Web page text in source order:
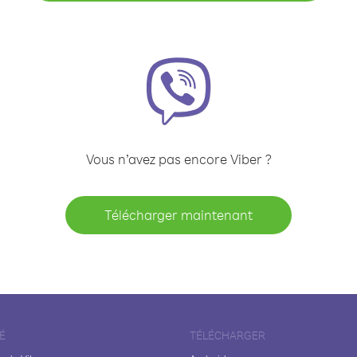
Vous n’avez pas encore Viber ?
Télécharger maintenant
TÉLÉCHARGER